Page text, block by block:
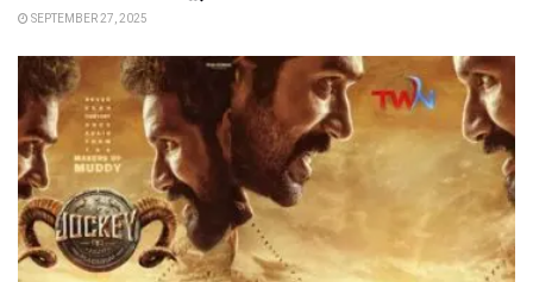
SEPTEMBER 27, 2025